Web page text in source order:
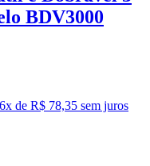
BDV3000
6x de R$ 78,35 sem juros